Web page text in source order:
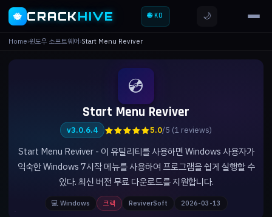
🐝 CRACKHIVE 🌐 KO 🌙
Home›윈도우 소프트웨어›Start Menu Reviver
💿
Start Menu Reviver
v3.0.6.4 ★★★★★5.0/5 (1 reviews)
Start Menu Reviver - 이 유틸리티를 사용하면 Windows 사용자가
익숙한 Windows 7시작 메뉴를 사용하여 프로그램을 쉽게 실행할 수
있다. 최신 버전 무료 다운로드를 지원합니다.
💻 Windows 크랙 ReviverSoft 2026-03-13